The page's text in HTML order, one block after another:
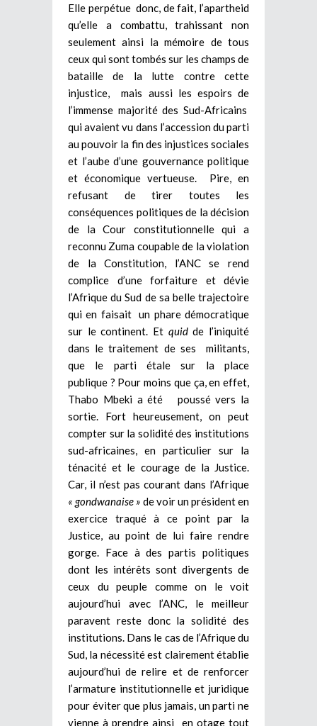
Elle perpétue donc, de fait, l’apartheid
qu’elle a combattu, trahissant non
seulement ainsi la mémoire de tous
ceux qui sont tombés sur les champs de
bataille de la lutte contre cette
injustice, mais aussi les espoirs de
l’immense majorité des Sud-Africains
qui avaient vu dans l’accession du parti
au pouvoir la fin des injustices sociales
et l’aube d’une gouvernance politique
et économique vertueuse. Pire, en
refusant de tirer toutes les
conséquences politiques de la décision
de la Cour constitutionnelle qui a
reconnu Zuma coupable de la violation
de la Constitution, l’ANC se rend
complice d’une forfaiture et dévie
l’Afrique du Sud de sa belle trajectoire
qui en faisait un phare démocratique
sur le continent. Et quidde l’iniquité
dans le traitement de ses militants,
que le parti étale sur la place
publique ? Pour moins que ça, en effet,
Thabo Mbeki a été poussé vers la
sortie. Fort heureusement, on peut
compter sur la solidité des institutions
sud-africaines, en particulier sur la
ténacité et le courage de la Justice.
Car, il n’est pas courant dans l’Afrique
« gondwanaise » de voir un président en
exercice traqué à ce point par la
Justice, au point de lui faire rendre
gorge. Face à des partis politiques
dont les intérêts sont divergents de
ceux du peuple comme on le voit
aujourd’hui avec l’ANC, le meilleur
paravent reste donc la solidité des
institutions. Dans le cas de l’Afrique du
Sud, la nécessité est clairement établie
aujourd’hui de relire et de renforcer
l’armature institutionnelle et juridique
pour éviter que plus jamais, un parti ne
vienne à prendre ainsi en otage tout